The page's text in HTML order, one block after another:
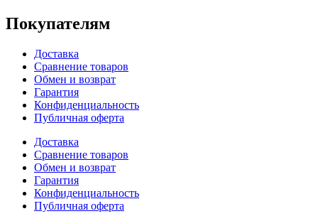
Покупателям
Доставка
Сравнение товаров
Обмен и возврат
Гарантия
Конфиденциальность
Публичная оферта
Доставка
Сравнение товаров
Обмен и возврат
Гарантия
Конфиденциальность
Публичная оферта